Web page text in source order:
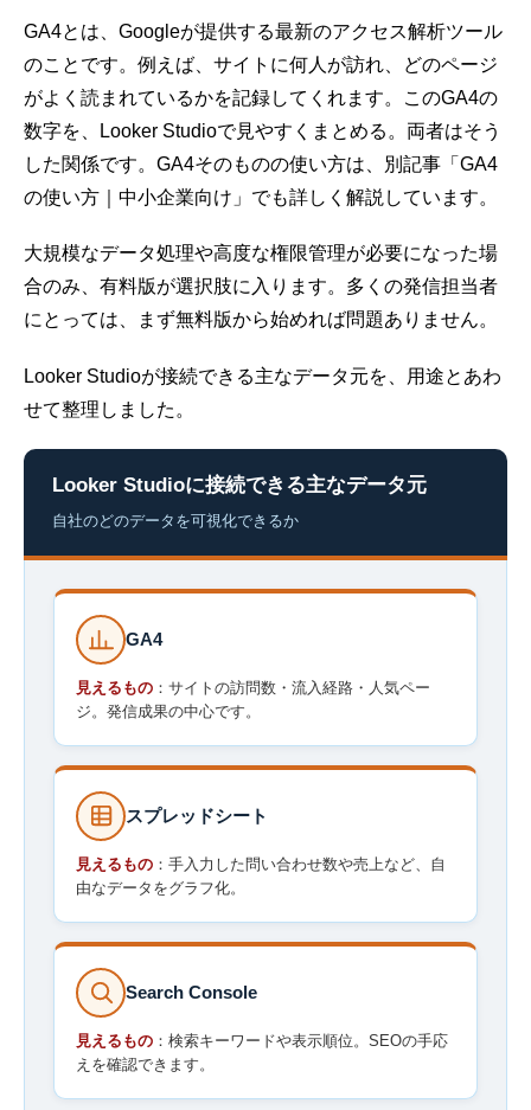
GA4とは、Googleが提供する最新のアクセス解析ツール
のことです。例えば、サイトに何人が訪れ、どのページ
がよく読まれているかを記録してくれます。このGA4の
数字を、Looker Studioで見やすくまとめる。両者はそう
した関係です。GA4そのものの使い方は、別記事「 GA4
の使い方｜中小企業向け 」でも詳しく解説しています。
大規模なデータ処理や高度な権限管理が必要になった場
合のみ、有料版が選択肢に入ります。多くの発信担当者
にとっては、まず無料版から始めれば問題ありません。
Looker Studioが接続できる主なデータ元を、用途とあわ
せて整理しました。
Looker Studioに接続できる主なデータ元
自社のどのデータを可視化できるか
GA4
見えるもの ：サイトの訪問数・流入経路・人気ペー
ジ。発信成果の中心です。
スプレッドシート
見えるもの ：手入力した問い合わせ数や売上など、自
由なデータをグラフ化。
Search Console
見えるもの ：検索キーワードや表示順位。SEOの手応
えを確認できます。